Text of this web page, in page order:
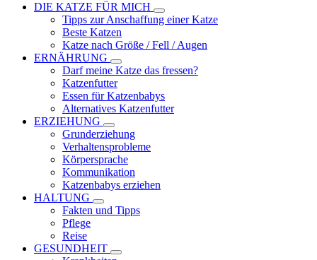
DIE KATZE FÜR MICH
Tipps zur Anschaffung einer Katze
Beste Katzen
Katze nach Größe / Fell / Augen
ERNÄHRUNG
Darf meine Katze das fressen?
Katzenfutter
Essen für Katzenbabys
Alternatives Katzenfutter
ERZIEHUNG
Grunderziehung
Verhaltensprobleme
Körpersprache
Kommunikation
Katzenbabys erziehen
HALTUNG
Fakten und Tipps
Pflege
Reise
GESUNDHEIT